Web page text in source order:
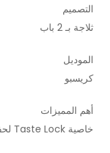
التصميم
ثلاجة بـ 2 باب
الموديل
كريسبو
أهم المميزات
خاصية Taste Lock لحفظ الأطعمة الطازجة